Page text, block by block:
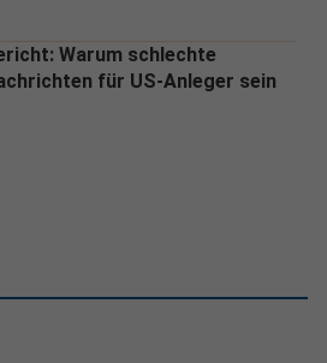
Warum schlechte
für US-Anleger sein